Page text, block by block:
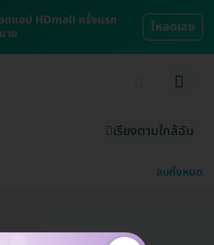
ดแอป HDmall ครั้งแรก
าย
โหลดเลย
เรียงตามใกล้ฉัน
ลบทั้งหมด